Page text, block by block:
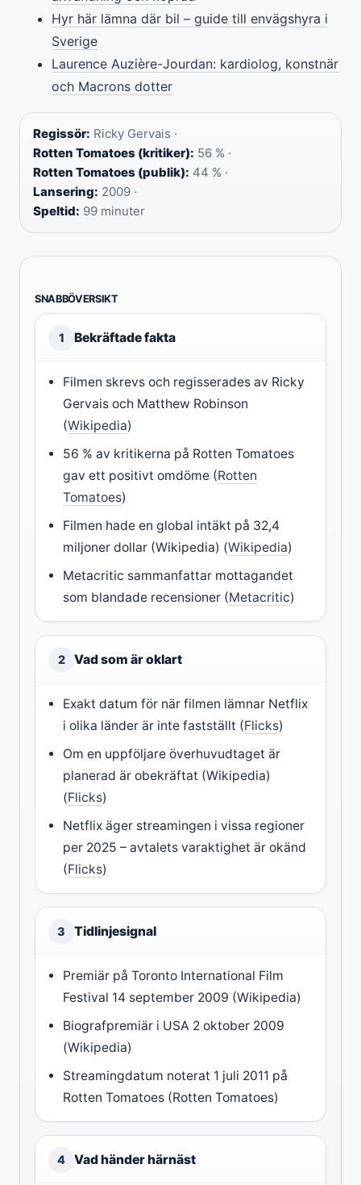
Hyr här lämna där bil – guide till envägshyra i
Sverige
Laurence Auzière-Jourdan: kardiolog, konstnär
och Macrons dotter
Regissör: Ricky Gervais ·
Rotten Tomatoes (kritiker): 56 % ·
Rotten Tomatoes (publik): 44 % ·
Lansering: 2009 ·
Speltid: 99 minuter
SNABBÖVERSIKT
1 Bekräftade fakta
Filmen skrevs och regisserades av Ricky
Gervais och Matthew Robinson
(Wikipedia)
56 % av kritikerna på Rotten Tomatoes
gav ett positivt omdöme (Rotten
Tomatoes)
Filmen hade en global intäkt på 32,4
miljoner dollar (Wikipedia) (Wikipedia)
Metacritic sammanfattar mottagandet
som blandade recensioner (Metacritic)
2 Vad som är oklart
Exakt datum för när filmen lämnar Netflix
i olika länder är inte fastställt (Flicks)
Om en uppföljare överhuvudtaget är
planerad är obekräftat (Wikipedia)
(Flicks)
Netflix äger streamingen i vissa regioner
per 2025 – avtalets varaktighet är okänd
(Flicks)
3 Tidlinjesignal
Premiär på Toronto International Film
Festival 14 september 2009 (Wikipedia)
Biografpremiär i USA 2 oktober 2009
(Wikipedia)
Streamingdatum noterat 1 juli 2011 på
Rotten Tomatoes (Rotten Tomatoes)
4 Vad händer härnäst